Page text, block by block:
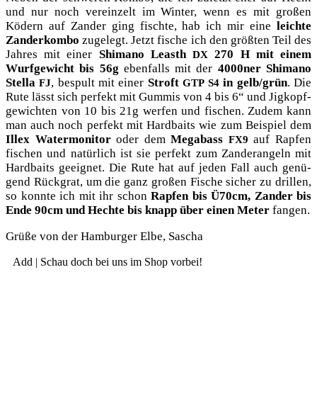
und nur noch ver­ein­zelt im Win­ter, wenn es mit gro­ßen
Ködern auf Zan­der ging fisch­te, hab ich mir eine leich­te
Zan­der­kom­bo zuge­legt. Jetzt fische ich den größ­ten Teil des
Jah­res mit einer Shi­ma­no LeasthDX 270 H mit einem
Wurf­ge­wicht bis 56g eben­falls mit der 4000ner Shi­ma­no
Stel­laFJ, bespult mit einer Stroft GTP S4 in gelb/grün. Die
Rute lässt sich per­fekt mit Gum­mis von 4 bis 6“ und Jig­kopf­
ge­wich­ten von 10 bis 21g wer­fen und fischen. Zudem kann
man auch noch per­fekt mit Hard­baits wie zum Bei­spiel dem
Illex Water­mo­ni­toroder demMega­bass FX9 auf Rap­fen
fischen und natür­lich ist sie per­fekt zum Zan­der­an­geln mit
Hard­baits geeig­net. Die Rute hat auf jeden Fall auch genü­
gend Rück­grat, um die ganz gro­ßen Fische sicher zu dril­len,
so konn­te ich mit ihr schon Rap­fen bis Ü70cm, Zan­der bis
Ende 90cm und Hech­te bis knapp über einen Meter fangen.
Grü­ße von der Ham­bur­ger Elbe, Sascha
Add | Schau doch bei uns im Shop vorbei!